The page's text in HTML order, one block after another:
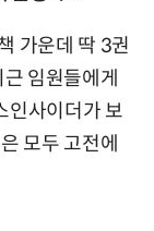
가운데 딱 3권
임원들에게
인사이더가 보
모두 고전에